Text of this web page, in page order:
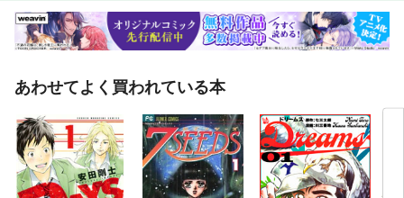
あわせてよく買われている本